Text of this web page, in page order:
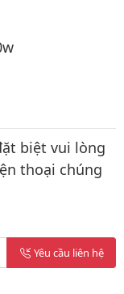
biệt vui lòng
thoại chúng
Yêu cầu liên hệ